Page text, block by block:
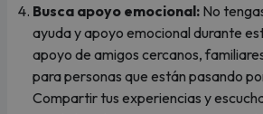
Busca apoyo emocional: No
ayuda y apoyo emocional durante
apoyo de amigos cercanos,
para personas que están pasando
Compartir tus experiencias y